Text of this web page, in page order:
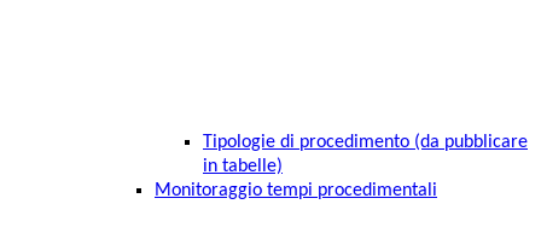
Tipologie di procedimento (da pubblicare
in tabelle)
Monitoraggio tempi procedimentali